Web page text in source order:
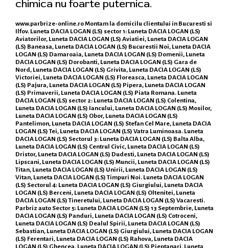
chimica nu foarte puternica.
www.parbrize-online.roMontam la domicilu clientului in Bucuresti si
Ilfov. Luneta DACIA LOGAN (LS) sector 1: Luneta DACIA LOGAN (LS)
Aviatorilor, Luneta DACIA LOGAN (LS) Aviatiei, Luneta DACIA LOGAN
(LS) Baneasa, Luneta DACIA LOGAN (LS) Bucurestii Noi, Luneta DACIA
LOGAN (LS) Damaroaia, Luneta DACIA LOGAN (LS) Domenii, Luneta
DACIA LOGAN (LS) Dorobanti, Luneta DACIA LOGAN (LS) Gara de
Nord, Luneta DACIA LOGAN (LS) Grivita, Luneta DACIA LOGAN (LS)
Victoriei, Luneta DACIA LOGAN (LS) Floreasca, Luneta DACIA LOGAN
(LS) Pajura, Luneta DACIA LOGAN (LS) Pipera, Luneta DACIA LOGAN
(LS) Primaverii, Luneta DACIA LOGAN (LS) Piata Romana. Luneta
DACIA LOGAN (LS) sector 2: Luneta DACIA LOGAN (LS) Colentina,
Luneta DACIA LOGAN (LS) Iancului, Luneta DACIA LOGAN (LS) Mosilor,
Luneta DACIA LOGAN (LS) Obor, Luneta DACIA LOGAN (LS)
Pantelimon, Luneta DACIA LOGAN (LS) Stefan Cel Mare, Luneta DACIA
LOGAN (LS) Tei, Luneta DACIA LOGAN (LS) Vatra Luminoasa. Luneta
DACIA LOGAN (LS) Sectorul 3: Luneta DACIA LOGAN (LS) Balta Alba,
Luneta DACIA LOGAN (LS) Centrul Civic, Luneta DACIA LOGAN (LS)
Dristor, Luneta DACIA LOGAN (LS) Dudesti, Luneta DACIA LOGAN (LS)
Lipscani, Luneta DACIA LOGAN (LS) Muncii, Luneta DACIA LOGAN (LS)
Titan, Luneta DACIA LOGAN (LS) Unirii, Luneta DACIA LOGAN (LS)
Vitan, Luneta DACIA LOGAN (LS) Timpuri Noi. Luneta DACIA LOGAN
(LS) Sectorul 4: Luneta DACIA LOGAN (LS) Giurgiului, Luneta DACIA
LOGAN (LS) Berceni, Luneta DACIA LOGAN (LS) Oltenitei, Luneta
DACIA LOGAN (LS) Tineretului, Luneta DACIA LOGAN (LS) Vacaresti.
Parbriz auto Sector 5: Luneta DACIA LOGAN (LS) 13 Septembrie, Luneta
DACIA LOGAN (LS) Panduri, Luneta DACIA LOGAN (LS) Cotroceni,
Luneta DACIA LOGAN (LS) Dealul Spirii, Luneta DACIA LOGAN (LS)
Sebastian, Luneta DACIA LOGAN (LS) Giurgiului, Luneta DACIA LOGAN
(LS) Ferentari, Luneta DACIA LOGAN (LS) Rahova, Luneta DACIA